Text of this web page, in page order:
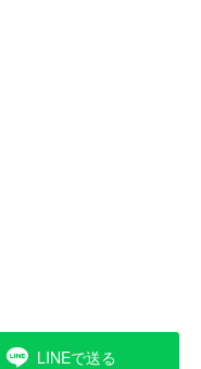
LINEで送る